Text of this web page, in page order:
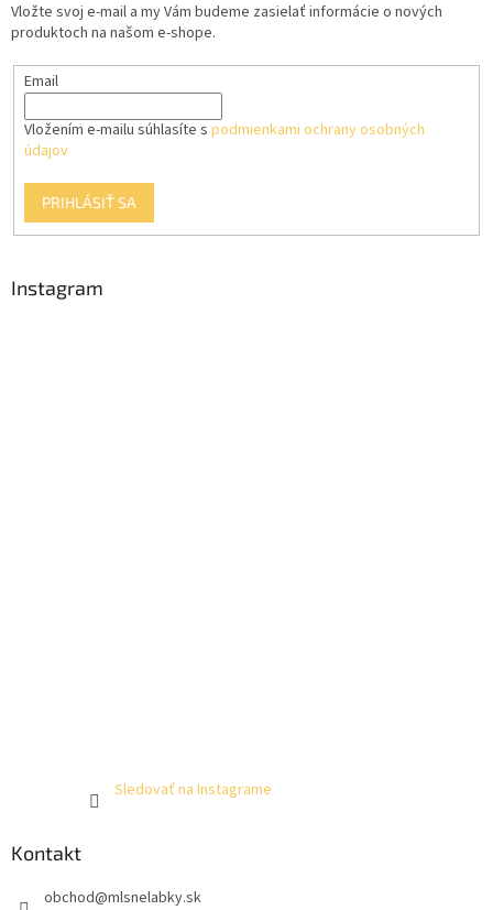
Vložte svoj e-mail a my Vám budeme zasielať informácie o nových
produktoch na našom e-shope.
Email
Vložením e-mailu súhlasíte s podmienkami ochrany osobných
údajov
PRIHLÁSIŤ SA
Instagram
Sledovať na Instagrame
Kontakt
obchod@mlsnelabky.sk